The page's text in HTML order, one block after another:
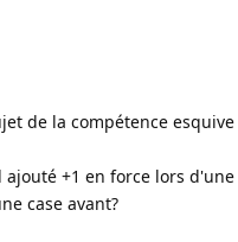
de la compétence
+1 en force lors
case avant?